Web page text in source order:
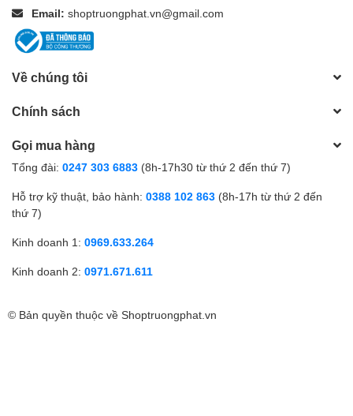
Email: shoptruongphat.vn@gmail.com
Về chúng tôi
Chính sách
Gọi mua hàng
Tổng đài: 0247 303 6883 (8h-17h30 từ thứ 2 đến thứ 7)
Hỗ trợ kỹ thuật, bảo hành: 0388 102 863 (8h-17h từ thứ 2 đến
thứ 7)
Kinh doanh 1: 0969.633.264
Kinh doanh 2: 0971.671.611
© Bản quyền thuộc về Shoptruongphat.vn